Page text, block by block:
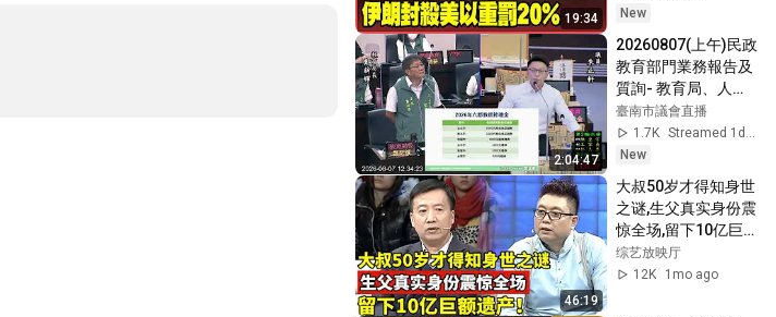
19:34
secre...
New
2:04:47
20260807(上午)民政
教育部門業務報告及
質詢- 教育局、人事
處、秘書處
臺南市議會直播
1.7K
New
46:19
大叔50岁才得知身世
之谜,生父真实身份震
惊全场,留下10亿巨
额遗产！【王芳王为
念访谈】
综艺放映厅
12K
1mo ago